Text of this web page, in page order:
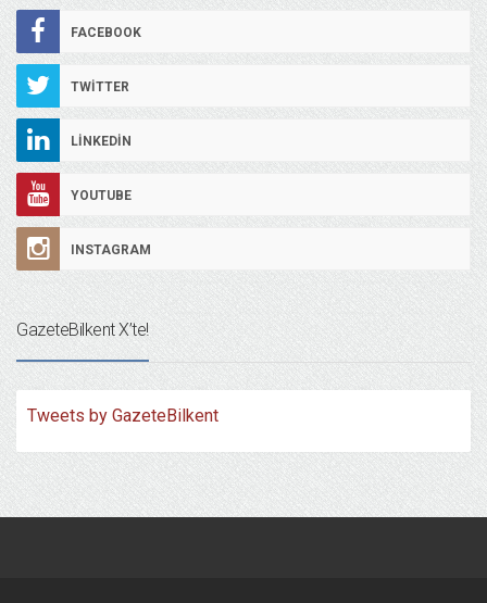
FACEBOOK
TWITTER
LINKEDIN
YOUTUBE
INSTAGRAM
GazeteBilkent X’te!
Tweets by GazeteBilkent